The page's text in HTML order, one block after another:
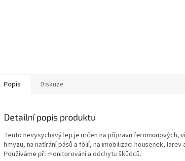
Popis Diskuze
Detailní popis produktu
Tento nevysychavý lep je určen na přípravu feromonových,
hmyzu, na natírání pásů a fólií, na imobilizaci housenek,
Používáme při monitorování a odchytu škůdců.